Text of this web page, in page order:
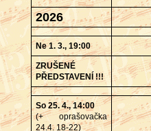
2026
Ne 1. 3., 19:00
ZRUŠENÉ
PŘEDSTAVENÍ !!!
So 25. 4., 14:00
(+ oprašovačka
24.4. 18-22)